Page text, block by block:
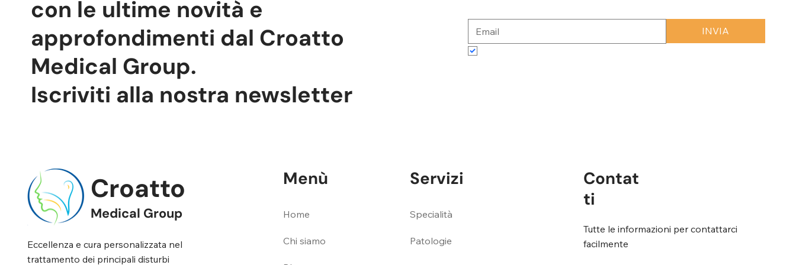
con le ultime novità e
approfondimenti dal Croatto
Medical Group.
Iscriviti alla nostra newsletter
INVIA
Croatto
Medical Group
Eccellenza e cura personalizzata nel
trattamento dei principali disturbi
Menù
Home
Chi siamo
Servizi
Specialità
Patologie
Contat
ti
Tutte le informazioni per contattarci
facilmente